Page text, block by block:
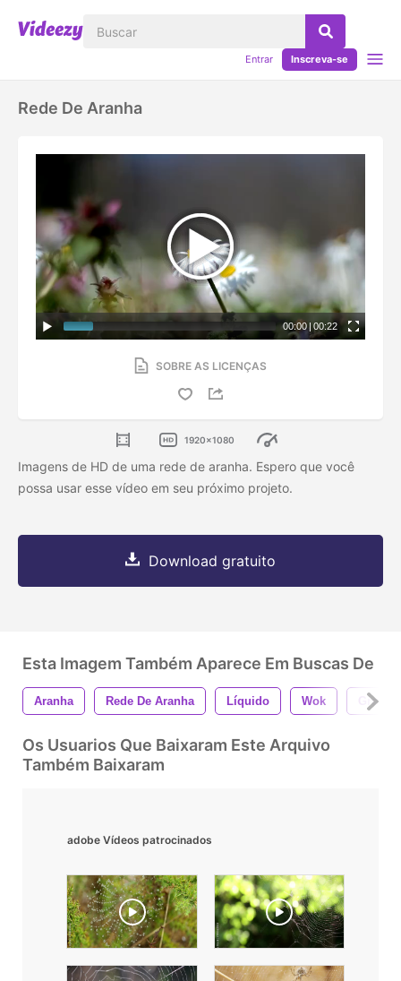
Entrar Inscreva-se
Rede De Aranha
00:00 | 00:22
SOBRE AS LICENÇAS
1920x1080
Imagens de HD de uma rede de aranha. Espero que você
possa usar esse vídeo em seu próximo projeto.
Download gratuito
Esta Imagem Também Aparece Em Buscas De
Aranha Rede De Aranha Líquido Wok Grelha
Os Usuarios Que Baixaram Este Arquivo
Também Baixaram
adobe Vídeos patrocinados